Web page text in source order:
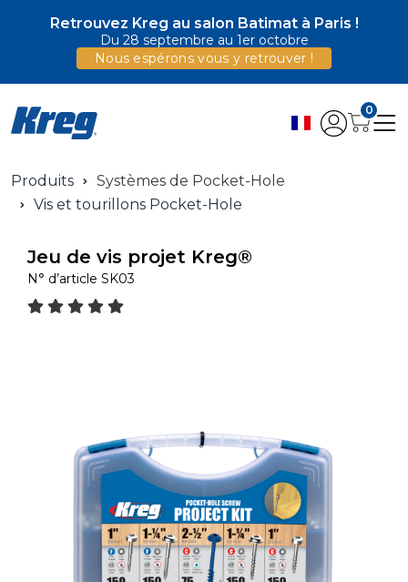
Retrouvez Kreg au salon Batimat à Paris !
Du 28 septembre au 1er octobre
Nous espérons vous y retrouver !
0
Produits
Systèmes de Pocket-Hole
Vis et tourillons Pocket-Hole
Jeu de vis projet Kreg®
N° d’article SK03